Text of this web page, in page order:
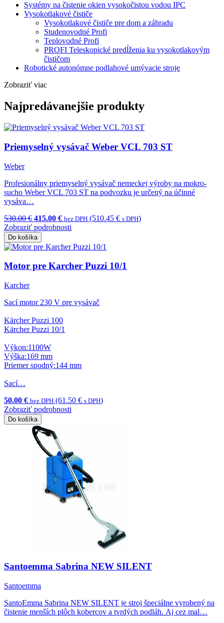
Systémy na čistenie okien vysokočistou vodou IPC
Vysokotlakové čističe
Vysokotlakové čističe pre dom a záhradu
Studenovodné Profi
Teplovodné Profi
PROFI Teleskopické predĺženia ku vysokotlakovým
čističom
Robotické autonómne podlahové umývacie stroje
Zobraziť viac
Najpredávanejšie produkty
Priemyselný vysávač Weber VCL 703 ST
Weber
Profesionálny priemyselný vysávač nemeckej výroby na mokro-
sucho Weber VCL 703 ST na podvozku je určený na účinné
vysáva…
530.00 € 415.00 € bez DPH (510.45 € s DPH)
Zobraziť podrobnosti
Do košíka
Motor pre Karcher Puzzi 10/1
Karcher
Sací motor 230 V pre vysávač
Kärcher Puzzi 100
Kärcher Puzzi 10/1
Výkon:1100W
Výška:169 mm
Priemer spodný:144 mm
Sací…
50.00 € bez DPH (61.50 € s DPH)
Zobraziť podrobnosti
Do košíka
Santoemma Sabrina NEW SILENT
Santoemma
SantoEmma Sabrina NEW SILENT je stroj špeciálne vyrobený na
čistenie menších plôch kobercov a tvrdých podláh. Aj cez mal…